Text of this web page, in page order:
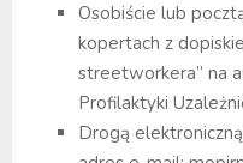
Osobiście lub
kopertach z
streetworkera” na
Profilaktyki
Drogą